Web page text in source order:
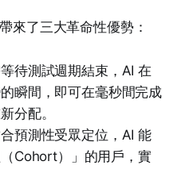
來了三大革命性優勢：
待測試週期結束，AI 在
瞬間，即可在毫秒間完成
分配。
預測性受眾定位，AI 能
Cohort）」的用戶，實